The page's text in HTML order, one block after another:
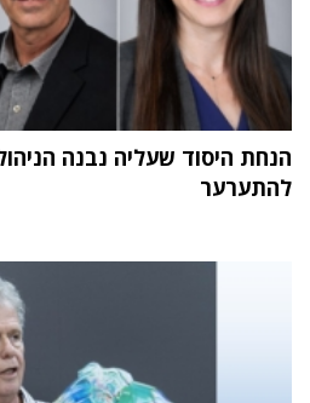
הנחת היסוד שעליה נבנה
להתערער